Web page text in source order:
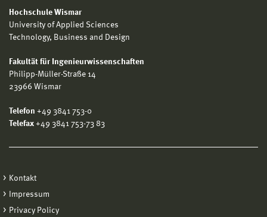
Hochschule Wismar
University of Applied Sciences
Technology, Business and Design
Fakultät für Ingenieurwissenschaften
Philipp-Müller-Straße 14
23966 Wismar
Telefon +49 3841 753-0
Telefax +49 3841 753-73 83
Kontakt
Impressum
Privacy Policy